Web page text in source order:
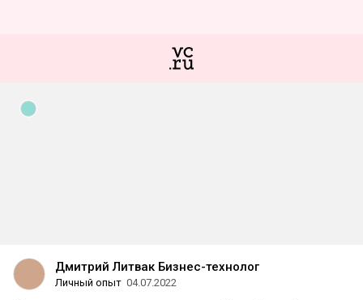
Дмитрий Литвак Бизнес-технолог
Личный опыт 04.07.2022